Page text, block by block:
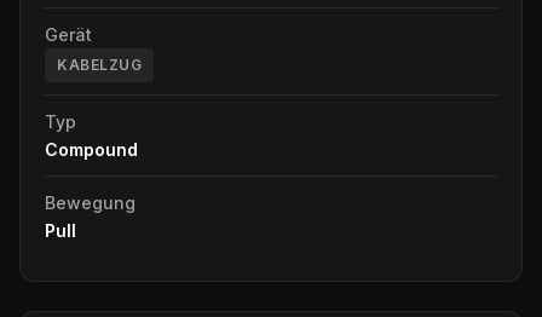
Gerät
KABELZUG
Typ
Compound
Bewegung
Pull